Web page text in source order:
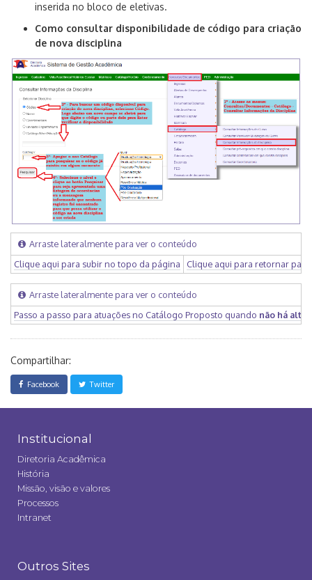
inserida no bloco de eletivas.
Como consultar disponibilidade de código para criação
de nova disciplina
Arraste lateralmente para ver o conteúdo
Clique aqui para subir no topo da página
Clique aqui para retornar
Arraste lateralmente para ver o conteúdo
Passo a passo para atuações no Catálogo Proposto quando não há
Compartilhar:
Facebook Twitter
Institucional
Diretoria Acadêmica
História
Missão, visão e valores
Processos
Intranet
Outros Sites